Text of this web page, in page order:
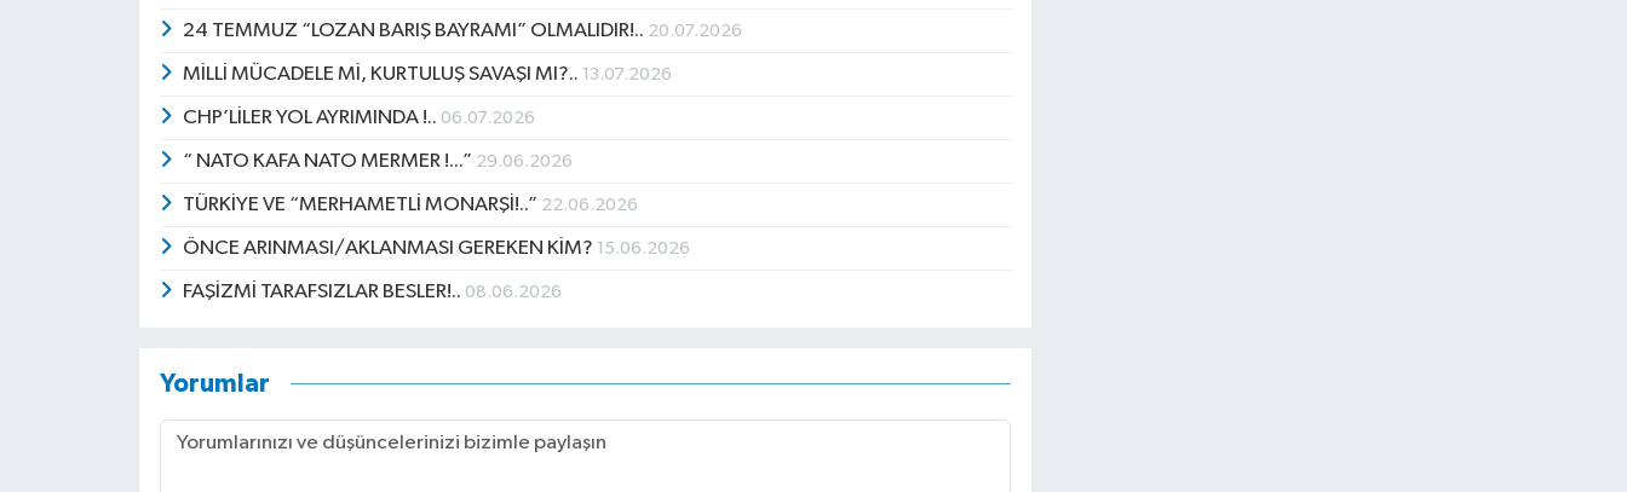
24 TEMMUZ “LOZAN BARIŞ BAYRAMI” OLMALIDIR!.. 20.07.2026
MİLLİ MÜCADELE Mİ, KURTULUŞ SAVAŞI MI?.. 13.07.2026
CHP’LİLER YOL AYRIMINDA !.. 06.07.2026
“ NATO KAFA NATO MERMER !...” 29.06.2026
TÜRKİYE VE “MERHAMETLİ MONARŞİ!..” 22.06.2026
ÖNCE ARINMASI/AKLANMASI GEREKEN KİM? 15.06.2026
FAŞİZMİ TARAFSIZLAR BESLER!.. 08.06.2026
Yorumlar